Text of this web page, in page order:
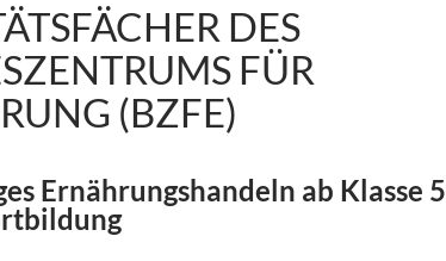
DES
FÜR
(BZFE)
Ernährungshandeln ab Klasse 5